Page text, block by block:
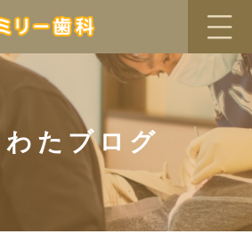
わたブログ